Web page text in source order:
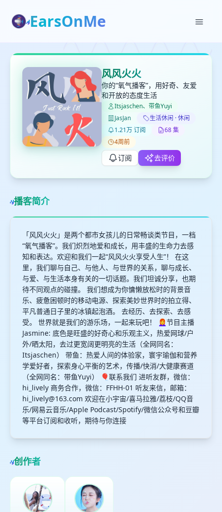
EarsOnMe
风风火火
你的“氧气播客”，用好奇、友爱
和开放的态度生活
Itsjaschen、带鱼Yuyi
JasJan
生活休闲 · 休闲
1.21万 订阅
68 集
4周前
订阅 去评价
播客简介
「风风火火」是两个都市女孩儿的日常畅谈类节目，一档
“氧气播客”。我们炽烈地爱和成长，用丰盛的生命力去感
知和表达。欢迎和我们一起“风风火火享受人生”！ 在这
里，我们聊与自己、与他人、与世界的关系，聊与成长、
与爱、与生活本身有关的一切话题。我们坦诚分享，也期
待不同观点的碰撞。 我们想成为你慵懒放松时的背景音
乐、疲惫困顿时的移动电源、探索美妙世界时的拍立得、
平凡普通日子里的冰镇起泡酒。 去经历、去探索、去感
受。 世界就是我们的游乐场，一起来玩吧！ 👩‍🦰节目主播
Jasmine: 底色是旺盛的好奇心和乐观主义，热爱网球/户
外/晒太阳，去过更宽阔更明亮的生活（全网同名：
Itsjaschen） 带鱼：热爱人间的体验家，寰宇瑜伽和营养
学爱好者，探索身心平衡的艺术，传播/快消/大健康赛道
（全网同名：带鱼Yuyi） 🎈联系我们 进听友群，微信：
hi_lively 商务合作，微信：FFHH-01 听友来信，邮箱：
hi_lively@163.com 欢迎在小宇宙/喜马拉雅/荔枝/QQ音
乐/网易云音乐/Apple Podcast/Spotify/微信公众号和豆瓣
等平台订阅和收听，期待与你连接
创作者
打分
键盘下留人
取消 确定
删除确认
取消 确认删除
加入播单
创建